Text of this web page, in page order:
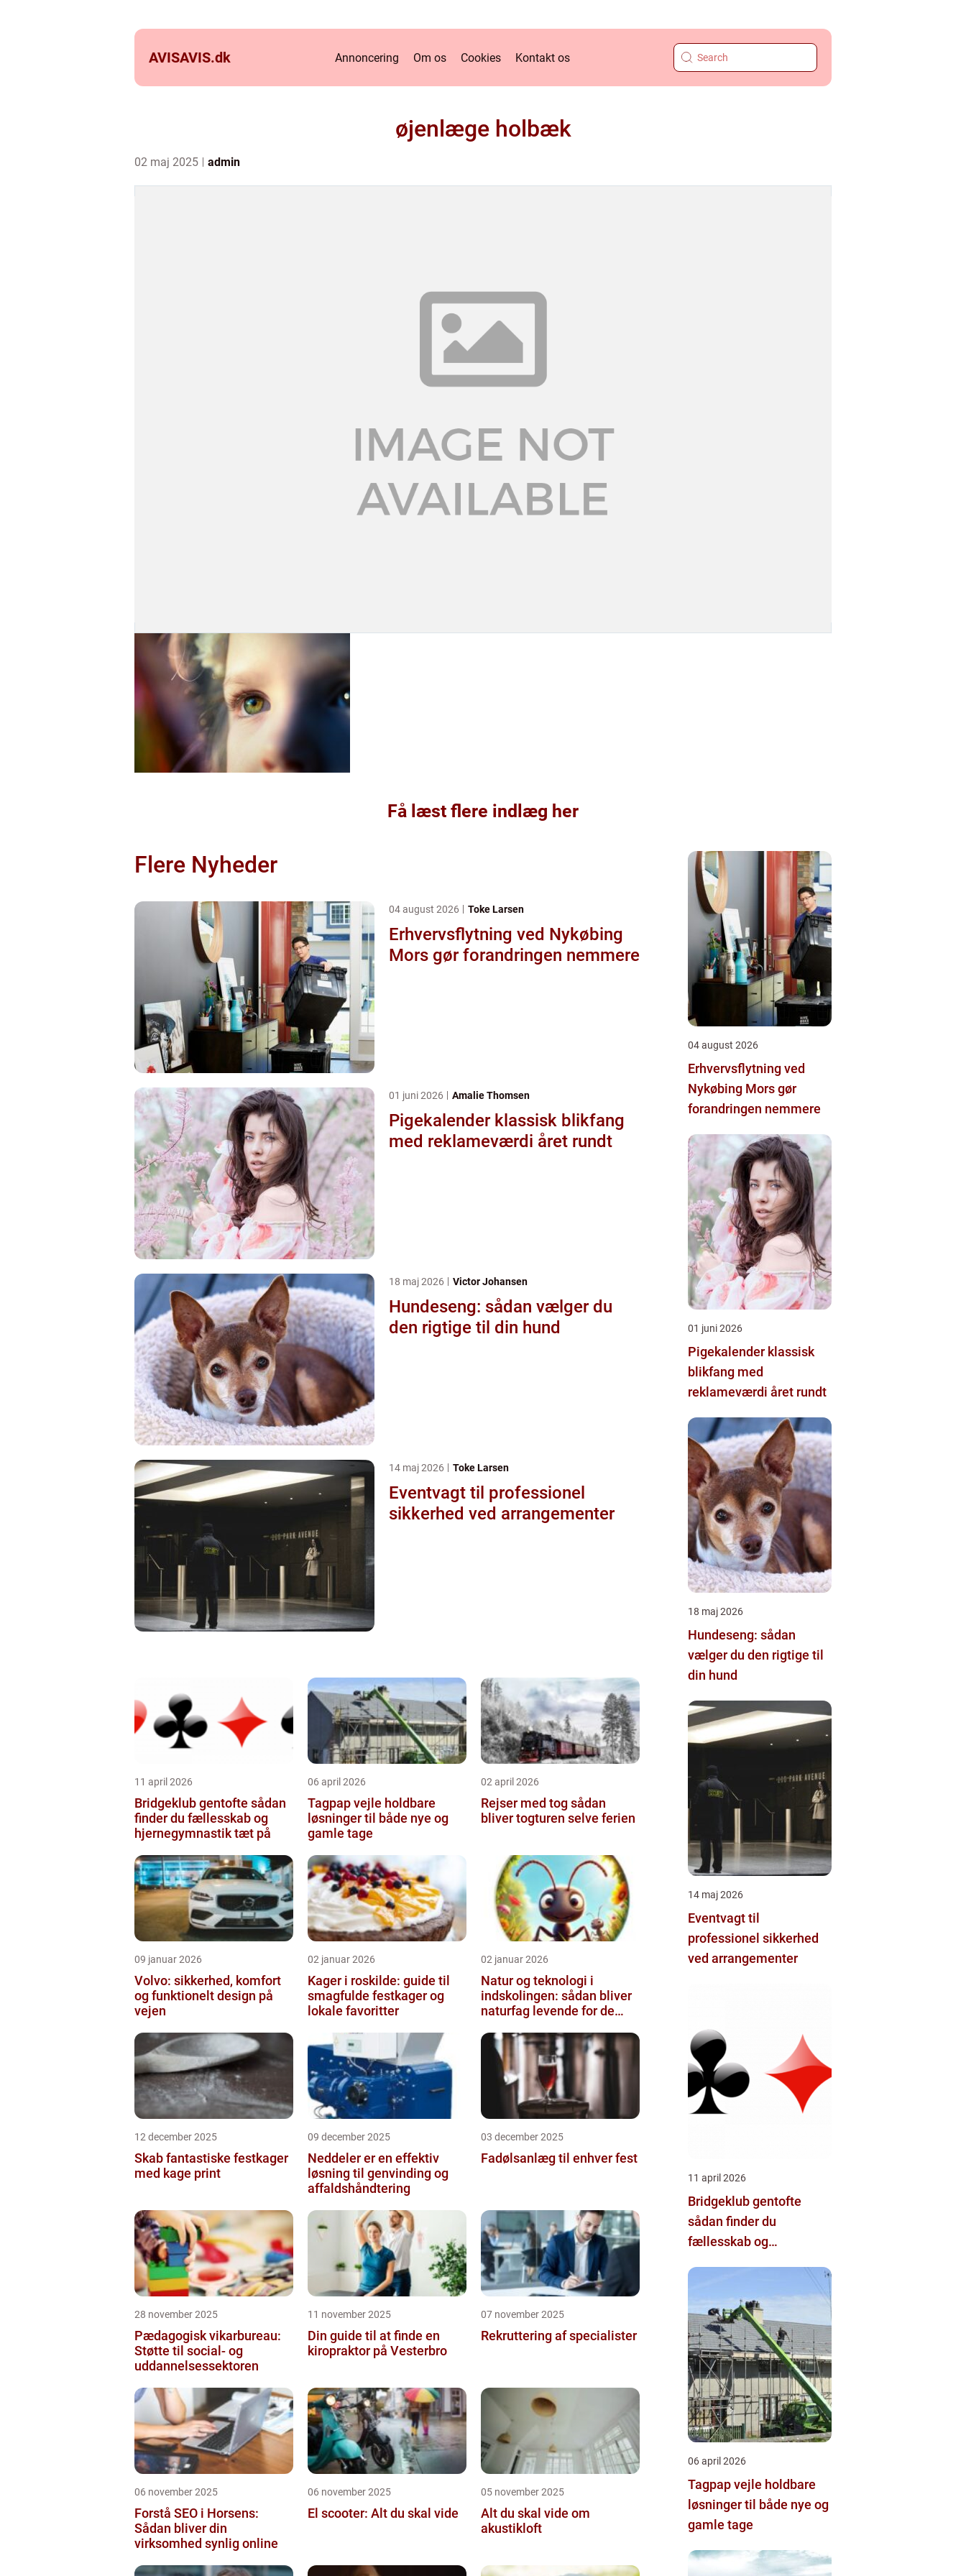
AVISAVIS.dk Annoncering Om os Cookies Kontakt os
øjenlæge holbæk
02 maj 2025 admin
Få læst flere indlæg her
Flere Nyheder
04 august 2026 Toke Larsen
Erhvervsflytning ved Nykøbing
Mors gør forandringen nemmere
01 juni 2026 Amalie Thomsen
Pigekalender klassisk blikfang
med reklameværdi året rundt
18 maj 2026 Victor Johansen
Hundeseng: sådan vælger du
den rigtige til din hund
14 maj 2026 Toke Larsen
Eventvagt til professionel
sikkerhed ved arrangementer
11 april 2026
Bridgeklub gentofte sådan
finder du fællesskab og
hjernegymnastik tæt på
06 april 2026
Tagpap vejle holdbare
løsninger til både nye og
gamle tage
02 april 2026
Rejser med tog sådan
bliver togturen selve ferien
09 januar 2026
Volvo: sikkerhed, komfort
og funktionelt design på
vejen
02 januar 2026
Kager i roskilde: guide til
smagfulde festkager og
lokale favoritter
02 januar 2026
Natur og teknologi i
indskolingen: sådan bliver
naturfag levende for de
12 december 2025
Skab fantastiske festkager
med kage print
09 december 2025
Neddeler er en effektiv
løsning til genvinding og
affaldshåndtering
03 december 2025
Fadølsanlæg til enhver fest
28 november 2025
Pædagogisk vikarbureau:
Støtte til social- og
uddannelsessektoren
11 november 2025
Din guide til at finde en
kiropraktor på Vesterbro
07 november 2025
Rekruttering af specialister
06 november 2025
Forstå SEO i Horsens:
Sådan bliver din
virksomhed synlig online
06 november 2025
El scooter: Alt du skal vide
05 november 2025
Alt du skal vide om
akustikloft
04 august 2026
Erhvervsflytning ved
Nykøbing Mors gør
forandringen nemmere
01 juni 2026
Pigekalender klassisk
blikfang med
reklameværdi året rundt
18 maj 2026
Hundeseng: sådan
vælger du den rigtige til
din hund
14 maj 2026
Eventvagt til
professionel sikkerhed
ved arrangementer
11 april 2026
Bridgeklub gentofte
sådan finder du
fællesskab og
06 april 2026
Tagpap vejle holdbare
løsninger til både nye og
gamle tage